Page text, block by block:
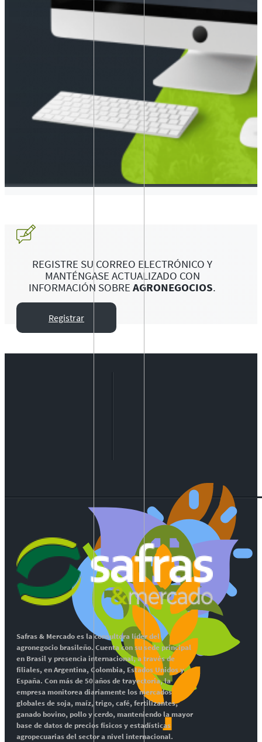
REGISTRE SU CORREO ELECTRÓNICO Y
MANTÉNGASE ACTUALIZADO CON
INFORMACIÓN SOBRE AGRONEGOCIOS.
Registrar
Safras & Mercado es la consultora líder del
agronegocio brasileño. Cuenta con su sede principal
en Brasil y presencia internacional, a través de
filiales, en Argentina, Colombia, Estados Unidos y
España. Con más de 50 años de trayectoria, la
empresa monitorea diariamente los mercados
globales de soja, maíz, trigo, café, fertilizantes,
ganado bovino, pollo y cerdo, manteniendo la mayor
base de datos de precios físicos y estadísticas
agropecuarias del sector a nivel internacional.